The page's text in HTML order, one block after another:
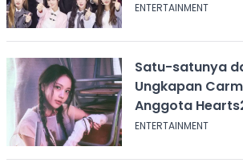
ENTERTAINMENT
Satu-satunya
Ungkapan
Anggota
ENTERTAINMENT